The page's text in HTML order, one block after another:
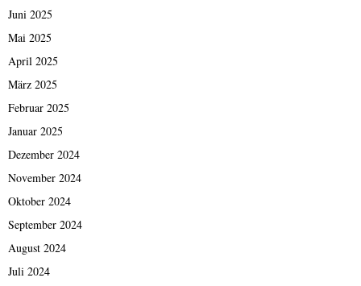
Juni 2025
Mai 2025
April 2025
März 2025
Februar 2025
Januar 2025
Dezember 2024
November 2024
Oktober 2024
September 2024
August 2024
Juli 2024